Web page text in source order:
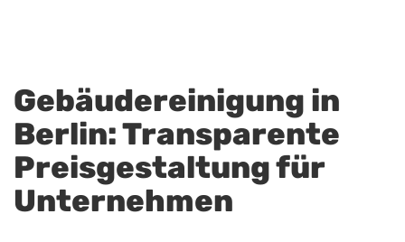
Gebäudereinigung in
Berlin: Transparente
Preisgestaltung für
Unternehmen